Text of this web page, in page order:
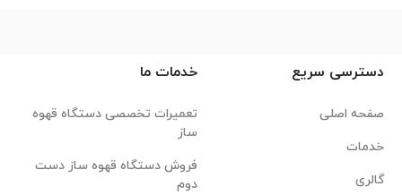
دسترسی سریع
صفحه اصلی
خدمات
گالری
خدمات ما
تعمیرات تخصصی دستگاه قهوه
ساز
فروش دستگاه قهوه ساز دست
دوم